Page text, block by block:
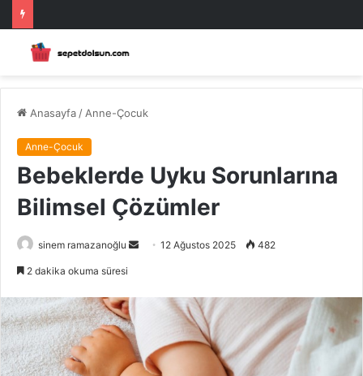
Anasayfa / Anne-Çocuk
Anne-Çocuk
Bebeklerde Uyku Sorunlarına
Bilimsel Çözümler
sinem ramazanoğlu
Bir
göndermek
12 Ağustos 2025 482
2 dakika okuma süresi